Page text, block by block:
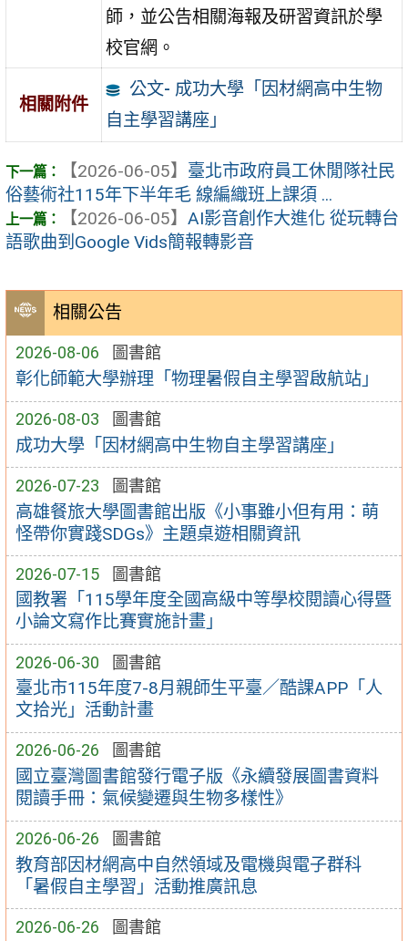
相關公告
2026-08-06 圖書館
彰化師範大學辦理「物理暑假自主學習啟航站」
2026-08-03 圖書館
成功大學「因材網高中生物自主學習講座」
2026-07-23 圖書館
高雄餐旅大學圖書館出版《小事雖小但有用：萌
怪帶你實踐SDGs》主題桌遊相關資訊
2026-07-15 圖書館
國教署「115學年度全國高級中等學校閱讀心得暨
小論文寫作比賽實施計畫」
2026-06-30 圖書館
臺北市115年度7-8月親師生平臺／酷課APP「人
文拾光」活動計畫
2026-06-26 圖書館
國立臺灣圖書館發行電子版《永續發展圖書資料
閱讀手冊：氣候變遷與生物多樣性》
2026-06-26 圖書館
教育部因材網高中自然領域及電機與電子群科
「暑假自主學習」活動推廣訊息
2026-06-26 圖書館
師，並公告相關海報及研習資訊於學
校官網。
相關附件
公文- 成功大學「因材網高中生物
自主學習講座」
【2026-06-05】 臺北市政府員工休閒隊社民
俗藝術社115年下半年毛 線編織班上課須 ...
【2026-06-05】 AI影音創作大進化 從玩轉台
語歌曲到Google Vids簡報轉影音